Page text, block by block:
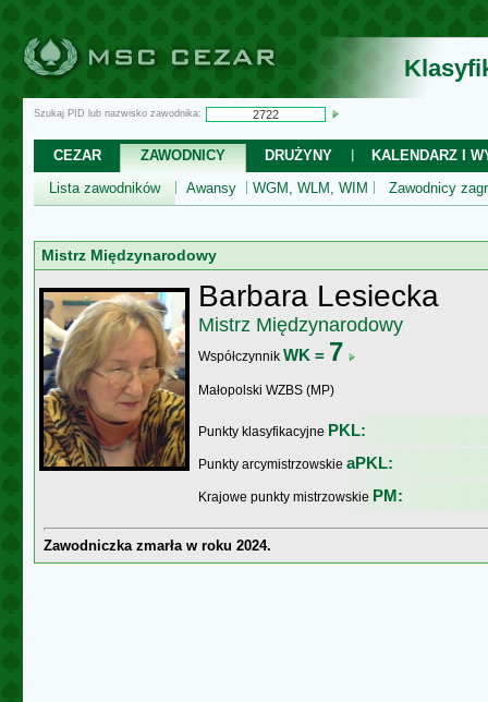
Szukaj PID lub nazwisko zawodnika:
CEZAR ZAWODNICY DRUŻYNY
KALENDARZ I
Lista zawodników
Awansy WGM, WLM, WIM Zawodnicy
Mistrz Międzynarodowy
Barbara Lesiecka
Mistrz Międzynarodowy
Współczynnik WK = 7
Małopolski WZBS (MP)
Punkty klasyfikacyjne PKL:
Punkty arcymistrzowskie aPKL:
Krajowe punkty mistrzowskie PM:
Zawodniczka zmarła w roku 2024.